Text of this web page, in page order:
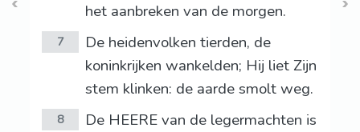
het aanbreken van de morgen.
7
De heidenvolken tierden, de
koninkrijken wankelden; Hij liet Zijn
stem klinken: de aarde smolt weg.
8
De HEERE van de legermachten is